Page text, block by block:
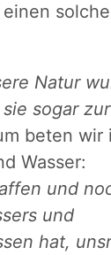
Natur
sogar zur
beten wir
Wasser:
und
und
hat,